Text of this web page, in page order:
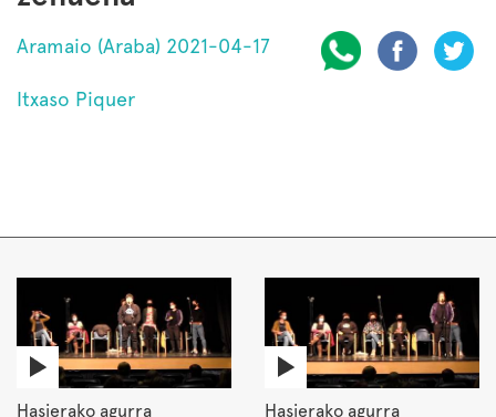
Aramaio (Araba) 2021-04-17
Itxaso Piquer
Hasierako agurra Hasierako agurra